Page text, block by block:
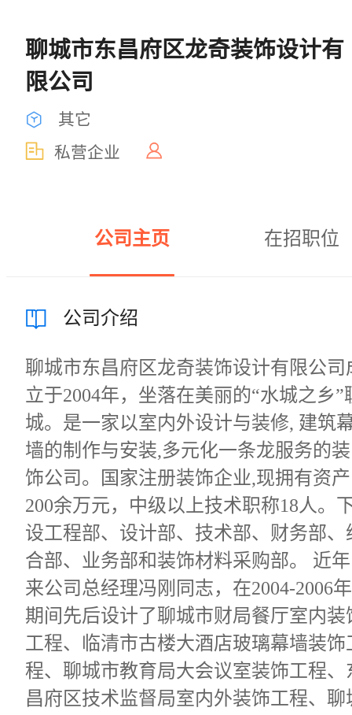
聊城市东昌府区龙奇装饰设计有
限公司
其它
私营企业
公司主页 在招职位
公司介绍
聊城市东昌府区龙奇装饰设计有限公司
立于2004年，坐落在美丽的“水城之乡”
城。是一家以室内外设计与装修, 建筑
墙的制作与安装,多元化一条龙服务的装
饰公司。国家注册装饰企业,现拥有资产
200余万元，中级以上技术职称18人。
设工程部、设计部、技术部、财务部、
合部、业务部和装饰材料采购部。 近年
来公司总经理冯刚同志，在2004-2006年
期间先后设计了聊城市财局餐厅室内装
工程、临清市古楼大酒店玻璃幕墙装饰
程、聊城市教育局大会议室装饰工程、
昌府区技术监督局室内外装饰工程、聊